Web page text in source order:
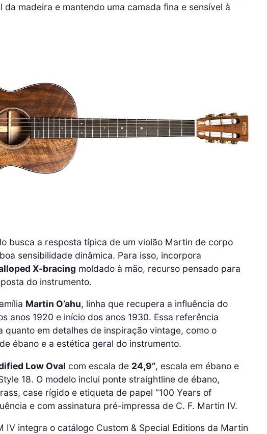
da madeira e mantendo uma camada fina e sensível à
busca a resposta típica de um violão Martin de corpo
sensibilidade dinâmica. Para isso, incorpora
X-bracing moldado à mão, recurso pensado para
do instrumento.
Martin O’ahu, linha que recupera a influência do
anos 1920 e início dos anos 1930. Essa referência
quanto em detalhes de inspiração vintage, como o
ébano e a estética geral do instrumento.
Low Oval com escala de 24,9”, escala em ébano e
18. O modelo inclui ponte straightline de ébano,
case rígido e etiqueta de papel “100 Years of
e com assinatura pré-impressa de C. F. Martin IV.
IV integra o catálogo Custom & Special Editions da Martin